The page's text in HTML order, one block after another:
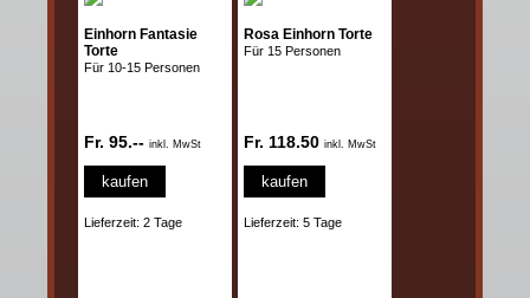
Einhorn Fantasie
Torte
Für 10-15 Personen
Fr. 95.-- inkl. MwSt
kaufen
Lieferzeit: 2 Tage
Rosa Einhorn Torte
Für 15 Personen
Fr. 118.50 inkl. MwSt
kaufen
Lieferzeit: 5 Tage